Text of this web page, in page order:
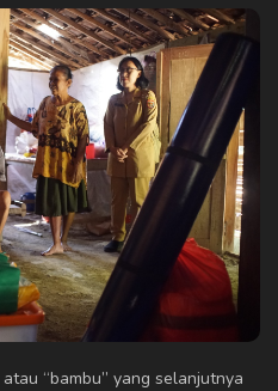
“bambu” yang selanjutnya